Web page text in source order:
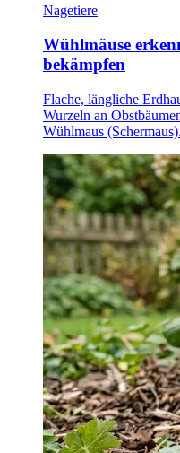
Nagetiere
Wühlmäuse
bekämpfen
Flache, längliche
Wurzeln an
Wühlmaus (Schermaus).